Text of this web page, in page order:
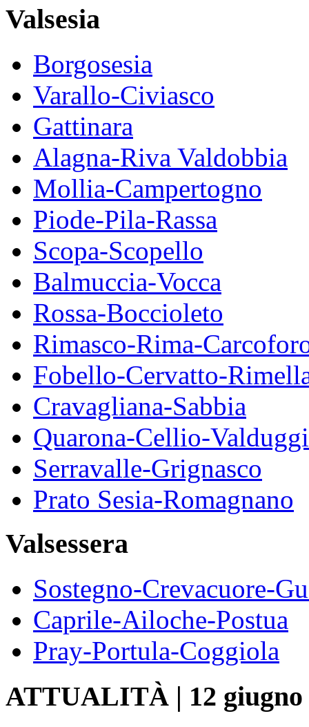
Valsesia
Borgosesia
Varallo-Civiasco
Gattinara
Alagna-Riva Valdobbia
Mollia-Campertogno
Piode-Pila-Rassa
Scopa-Scopello
Balmuccia-Vocca
Rossa-Boccioleto
Rimasco-Rima-
Fobello-Cervatto-
Cravagliana-Sabbia
Quarona-Cellio-
Serravalle-Grignasco
Prato Sesia-Romagnano
Valsessera
Sostegno-Crevacuore-
Caprile-Ailoche-Postua
Pray-Portula-Coggiola
ATTUALITÀ | 12